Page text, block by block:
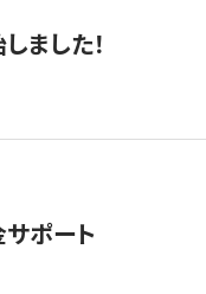
ました！
ポート